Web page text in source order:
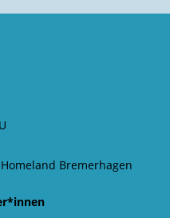
Bremerhagen